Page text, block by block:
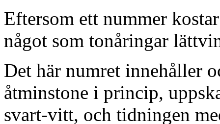
Eftersom ett nummer
något som tonåringar
Det här numret innehåller
åtminstone i princip,
svart-vitt, och tidningen